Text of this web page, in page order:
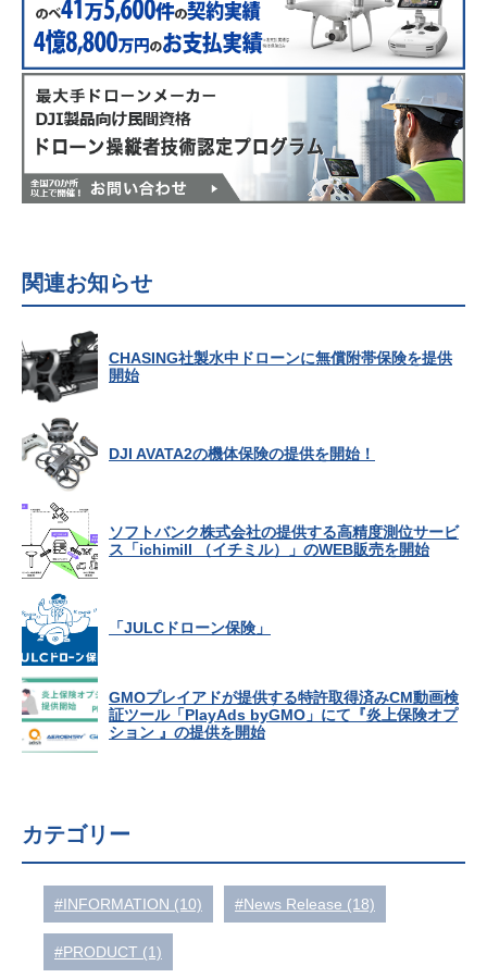
関連お知らせ
CHASING社製水中ドローンに無償附帯保険を提供
開始
DJI AVATA2の機体保険の提供を開始！
ソフトバンク株式会社の提供する高精度測位サービ
ス「ichimill （イチミル）」のWEB販売を開始
「JULCドローン保険」
GMOプレイアドが提供する特許取得済みCM動画検
証ツール「PlayAds byGMO」にて『炎上保険オプ
ション 』の提供を開始
カテゴリー
#INFORMATION (10) #News Release (18)
#PRODUCT (1)